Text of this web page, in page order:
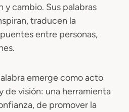
y cambio. Sus palabras
traducen la
entre personas,
emerge como acto
de visión: una herramienta
de promover la